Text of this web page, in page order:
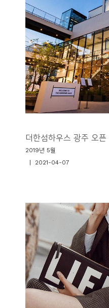
더한섬하우스 광주 오픈
2019년 5월
| 2021-04-07